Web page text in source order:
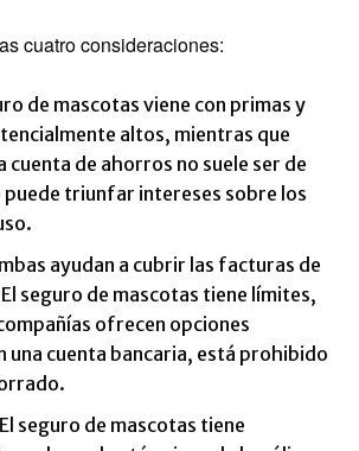
cuatro consideraciones:
de mascotas viene con primas y
altos, mientras que
cuenta de ahorros no suele ser de
triunfar intereses sobre los
ayudan a cubrir las facturas de
seguro de mascotas tiene límites,
ofrecen opciones
una cuenta bancaria, está prohibido
seguro de mascotas tiene